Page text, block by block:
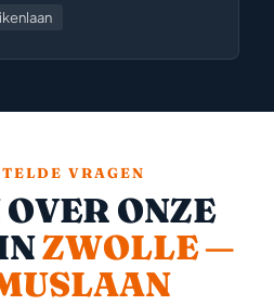
VRAGEN
ONZE
ZWOLLE —